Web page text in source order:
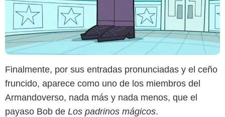
Finalmente, por sus entradas pronunciadas y el ceño
fruncido, aparece como uno de los miembros del
Armandoverso, nada más y nada menos, que el
payaso Bob de Los padrinos mágicos.